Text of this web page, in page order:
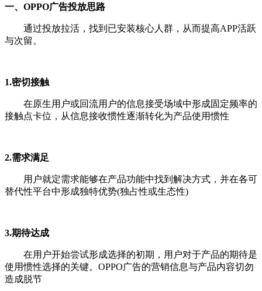
一、OPPO广告投放思路
通过投放拉活，找到已安装核心人群，从而提高APP活跃
与次留。
1.密切接触
在原生用户或回流用户的信息接受场域中形成固定频率的
接触点卡位，从信息接收惯性逐渐转化为产品使用惯性
2.需求满足
用户就定需求能够在产品功能中找到解决方式，并在各可
替代性平台中形成独特优势(独占性或生态性)
3.期待达成
在用户开始尝试形成选择的初期，用户对于产品的期待是
使用惯性选择的关键。OPPO广告的营销信息与产品内容切勿
造成脱节